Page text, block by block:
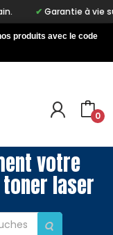
Garantie à vie sur
produits avec le code
0
votre
laser